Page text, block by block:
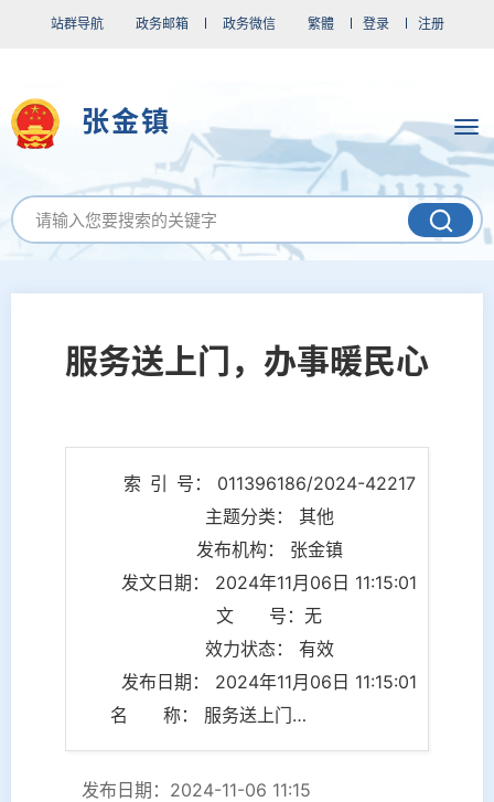
站群导航 政务邮箱 政务微信 繁體 登录 注册
张金镇
服务送上门，办事暖民心
索 引 号： 011396186/2024-42217
主题分类： 其他
发布机构： 张金镇
发文日期： 2024年11月06日 11:15:01
文 号：无
效力状态： 有效
发布日期： 2024年11月06日 11:15:01
名 称： 服务送上门，办事暖民心
发布日期：2024-11-06 11:15